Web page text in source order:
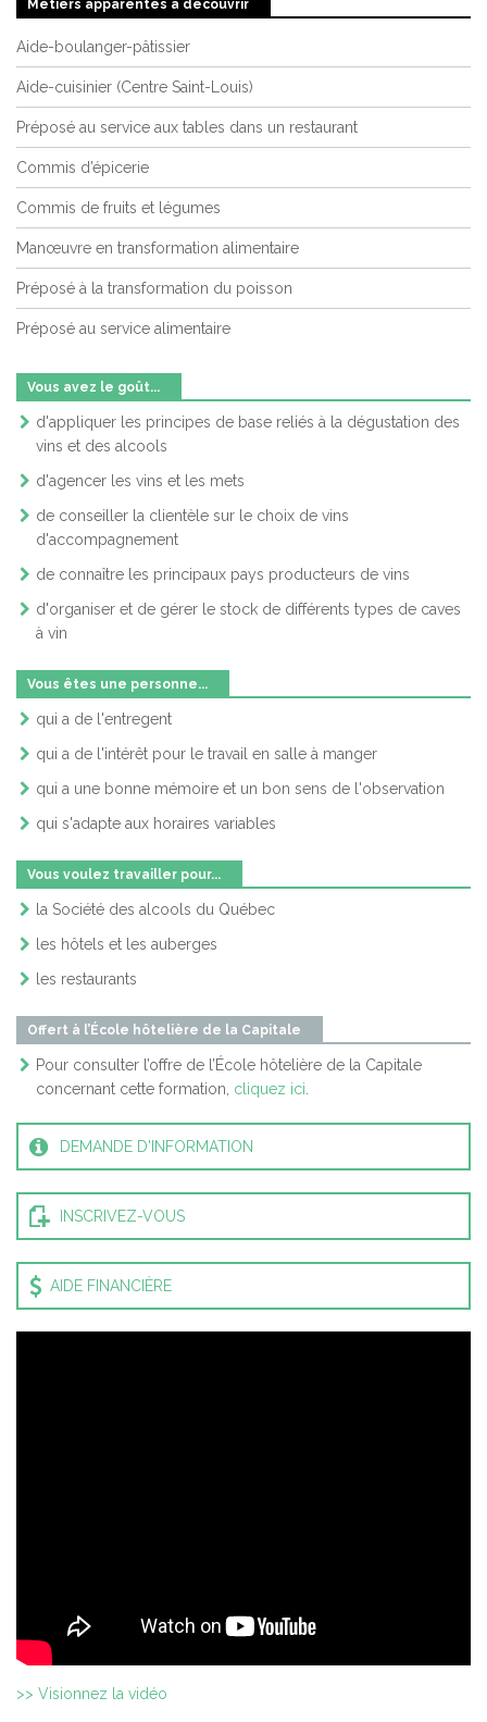
Métiers apparentés à découvrir
Aide-boulanger-pâtissier
Aide-cuisinier (Centre Saint-Louis)
Préposé au service aux tables dans un restaurant
Commis d’épicerie
Commis de fruits et légumes
Manœuvre en transformation alimentaire
Préposé à la transformation du poisson
Préposé au service alimentaire
Vous avez le goût...
d'appliquer les principes de base reliés à la dégustation des
vins et des alcools
d'agencer les vins et les mets
de conseiller la clientèle sur le choix de vins
d'accompagnement
de connaître les principaux pays producteurs de vins
d'organiser et de gérer le stock de différents types de caves
à vin
Vous êtes une personne...
qui a de l'entregent
qui a de l'intérêt pour le travail en salle à manger
qui a une bonne mémoire et un bon sens de l'observation
qui s'adapte aux horaires variables
Vous voulez travailler pour...
la Société des alcools du Québec
les hôtels et les auberges
les restaurants
Offert à l’École hôtelière de la Capitale
Pour consulter l’offre de l’École hôtelière de la Capitale
concernant cette formation, cliquez ici.
DEMANDE D'INFORMATION
INSCRIVEZ-VOUS
AIDE FINANCIÈRE
>> Visionnez la vidéo